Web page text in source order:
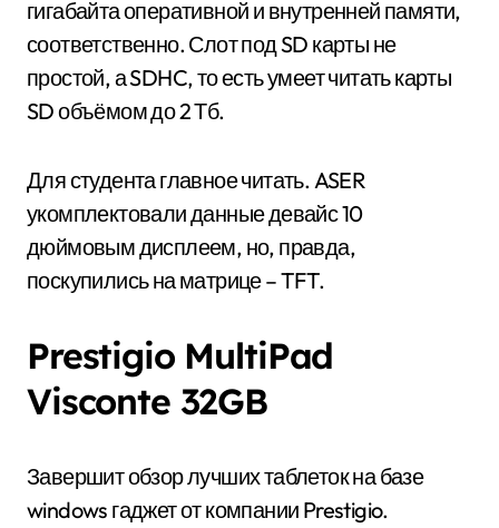
гигабайта оперативной и внутренней памяти,
соответственно. Слот под SD карты не
простой, а SDHC, то есть умеет читать карты
SD объёмом до 2 Тб.
Для студента главное читать. ASER
укомплектовали данные девайс 10
дюймовым дисплеем, но, правда,
поскупились на матрице – TFT.
Prestigio MultiPad
Visconte 32GB
Завершит обзор лучших таблеток на базе
windows гаджет от компании Prestigio.